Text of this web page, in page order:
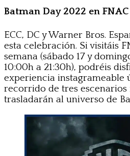
Batman Day 2022 en
ECC, DC y Warner Bros.
esta celebración. Si visitáis
semana (sábado 17 y
10:00h a 21:30h), podréis
experiencia instagrameable
recorrido de tres escenarios
trasladarán al universo de